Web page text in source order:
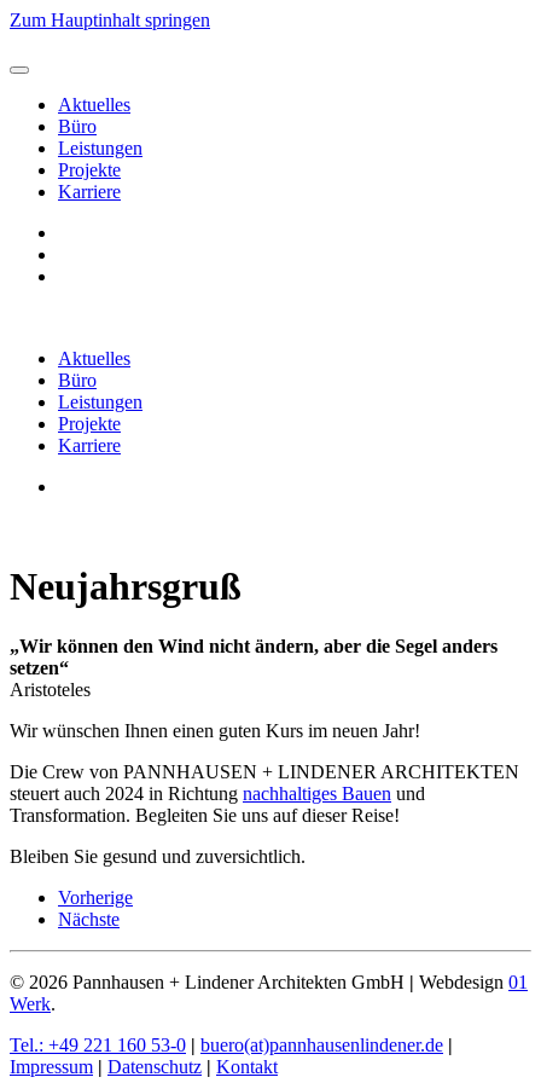
Zum Hauptinhalt springen
Aktuelles
Büro
Leistungen
Projekte
Karriere
Aktuelles
Büro
Leistungen
Projekte
Karriere
Neujahrsgruß
„Wir können den Wind nicht ändern, aber die Segel anders
setzen“
Aristoteles
Wir wünschen Ihnen einen guten Kurs im neuen Jahr!
Die Crew von PANNHAUSEN + LINDENER ARCHITEKTEN
steuert auch 2024 in Richtung nachhaltiges Bauen und
Transformation. Begleiten Sie uns auf dieser Reise!
Bleiben Sie gesund und zuversichtlich.
Vorherige
Nächste
© 2026 Pannhausen + Lindener Architekten GmbH | Webdesign 01
Werk.
Tel.: +49 221 160 53-0 | buero(at)pannhausenlindener.de |
Impressum | Datenschutz | Kontakt